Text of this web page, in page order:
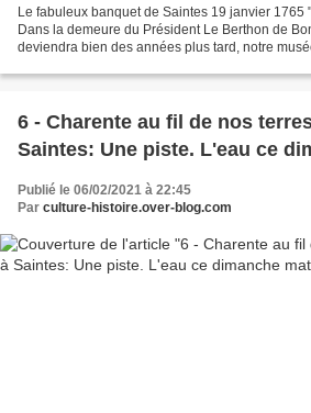
Le fabuleux banquet de Saintes 19 janvier 1765
Dans la demeure du Président Le Berthon de
deviendra bien des années plus tard, notre
6 - Charente au fil de nos
Saintes: Une piste. L'eau ce
Publié le 06/02/2021 à 22:45
Par culture-histoire.over-blog.com